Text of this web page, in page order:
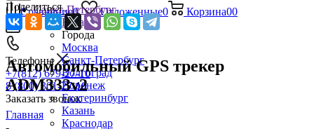
Сравнение0 Отложенные0 Корзина00
Телефоны
+7(812) 679-27-10
8 (800) 301-27-10
Заказать звонок
Санкт-Петербург
Назад
Города
Москва
Санкт-Петербург
Волгоград
Воронеж
Екатеринбург
Казань
Краснодар
Поделиться
Автомобильный GPS трекер
ADM333v2
Главная